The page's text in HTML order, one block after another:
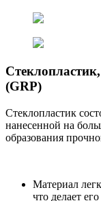
(GRP)
Стеклопластик
нанесенной на
образования
Материал
что делает